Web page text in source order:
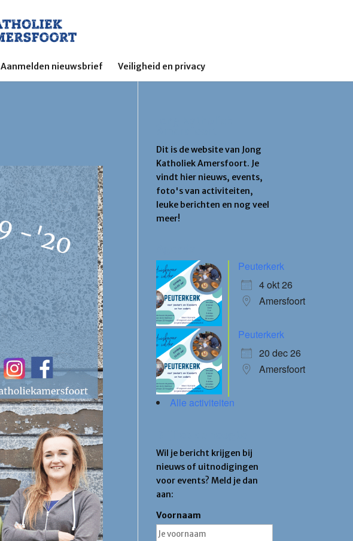
Aanmelden nieuwsbrief Veiligheid en privacy
Dit is de website van Jong
Katholiek Amersfoort. Je
vindt hier nieuws, events,
foto's van activiteiten,
leuke berichten en nog veel
meer!
Peuterkerk
4 okt 26
Amersfoort
Peuterkerk
20 dec 26
Amersfoort
Alle activiteiten
Wil je bericht krijgen bij
nieuws of uitnodigingen
voor events? Meld je dan
aan:
Voornaam